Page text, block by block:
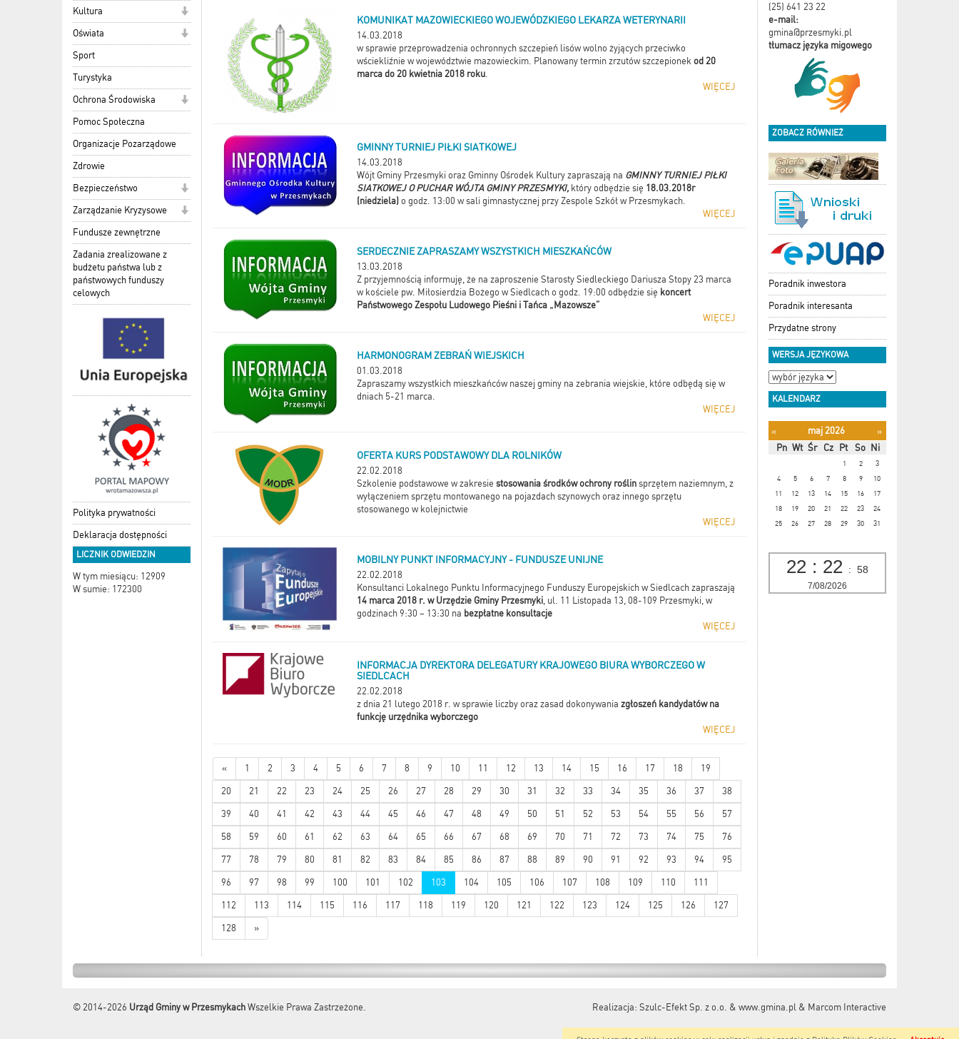
Kultura
Oświata
Sport
Turystyka
Ochrona Środowiska
Pomoc Społeczna
Organizacje Pozarządowe
Zdrowie
Bezpieczeństwo
Zarządzanie Kryzysowe
Fundusze zewnętrzne
Zadania zrealizowane z
budżetu państwa lub z
państwowych funduszy
celowych
Polityka prywatności
Deklaracja dostępności
LICZNIK ODWIEDZIN
W tym miesiącu: 12909
W sumie: 172300
KOMUNIKAT MAZOWIECKIEGO WOJEWÓDZKIEGO LEKARZA WETERYNARII
14.03.2018
w sprawie przeprowadzenia ochronnych szczepień lisów wolno żyjących przeciwko
wściekliźnie w województwie mazowieckim. Planowany termin zrzutów szczepionek od 20
marca do 20 kwietnia 2018 roku.
WIĘCEJ
GMINNY TURNIEJ PIŁKI SIATKOWEJ
14.03.2018
Wójt Gminy Przesmyki oraz Gminny Ośrodek Kultury zapraszają na GMINNY TURNIEJ PIŁKI
SIATKOWEJ O PUCHAR WÓJTA GMINY PRZESMYKI, który odbędzie się 18.03.2018r
(niedziela) o godz. 13:00 w sali gimnastycznej przy Zespole Szkół w Przesmykach.
WIĘCEJ
SERDECZNIE ZAPRASZAMY WSZYSTKICH MIESZKAŃCÓW
13.03.2018
Z przyjemnością informuję, że na zaproszenie Starosty Siedleckiego Dariusza Stopy 23 marca
w kościele pw. Miłosierdzia Bożego w Siedlcach o godz. 19:00 odbędzie się koncert
Państwowego Zespołu Ludowego Pieśni i Tańca „Mazowsze”
WIĘCEJ
HARMONOGRAM ZEBRAŃ WIEJSKICH
01.03.2018
Zapraszamy wszystkich mieszkańców naszej gminy na zebrania wiejskie, które odbędą się w
dniach 5-21 marca.
WIĘCEJ
OFERTA KURS PODSTAWOWY DLA ROLNIKÓW
22.02.2018
Szkolenie podstawowe w zakresie stosowania środków ochrony roślin sprzętem naziemnym, z
wyłączeniem sprzętu montowanego na pojazdach szynowych oraz innego sprzętu
stosowanego w kolejnictwie
WIĘCEJ
MOBILNY PUNKT INFORMACYJNY - FUNDUSZE UNIJNE
22.02.2018
Konsultanci Lokalnego Punktu Informacyjnego Funduszy Europejskich w Siedlcach zapraszają
14 marca 2018 r. w Urzędzie Gminy Przesmyki, ul. 11 Listopada 13, 08-109 Przesmyki, w
godzinach 9:30 – 13:30 na bezpłatne konsultacje
WIĘCEJ
INFORMACJA DYREKTORA DELEGATURY KRAJOWEGO BIURA WYBORCZEGO W
SIEDLCACH
22.02.2018
z dnia 21 lutego 2018 r. w sprawie liczby oraz zasad dokonywania zgłoszeń kandydatów na
funkcję urzędnika wyborczego
WIĘCEJ
« 1 2 3 4 5 6 7 8 9 10 11 12 13 14 15 16 17 18 19
20 21 22 23 24 25 26 27 28 29 30 31 32 33 34 35 36 37 38
39 40 41 42 43 44 45 46 47 48 49 50 51 52 53 54 55 56 57
58 59 60 61 62 63 64 65 66 67 68 69 70 71 72 73 74 75 76
77 78 79 80 81 82 83 84 85 86 87 88 89 90 91 92 93 94 95
96 97 98 99 100 101 102 103 104 105 106 107 108 109 110 111
112 113 114 115 116 117 118 119 120 121 122 123 124 125 126 127
128 »
(25) 641 23 22
e-mail:
gmina@przesmyki.pl
tłumacz języka migowego
ZOBACZ RÓWNIEŻ
Poradnik inwestora
Poradnik interesanta
Przydatne strony
WERSJA JĘZYKOWA
KALENDARZ
« maj 2026
»
Pn Wt Śr Cz Pt So Ni
1 2
3
4
5 6 7 8 9
10
11
12 13 14 15 16
17
18
19 20 21 22 23
24
25
26 27 28 29 30 31
22 : 22 : 59
7/08/2026
© 2014-2026 Urząd Gminy w Przesmykach Wszelkie Prawa Zastrzeżone. Realizacja: Szulc-Efekt Sp. z o.o. & www.gmina.pl & Marcom Interactive